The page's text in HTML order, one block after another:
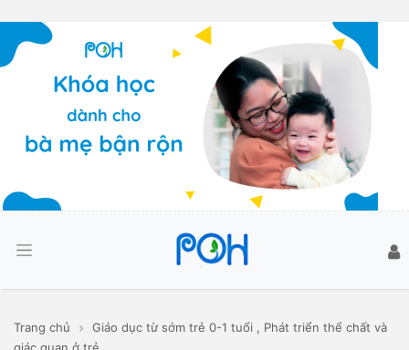
Trang chủ Giáo dục từ sớm trẻ 0-1 tuổi , Phát triển thể chất và